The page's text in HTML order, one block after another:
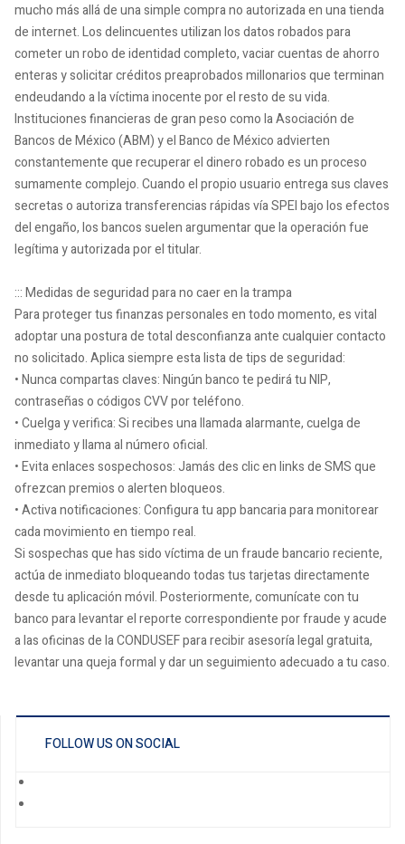
mucho más allá de una simple compra no autorizada en una tienda
de internet. Los delincuentes utilizan los datos robados para
cometer un robo de identidad completo, vaciar cuentas de ahorro
enteras y solicitar créditos preaprobados millonarios que terminan
endeudando a la víctima inocente por el resto de su vida.
Instituciones financieras de gran peso como la Asociación de
Bancos de México (ABM) y el Banco de México advierten
constantemente que recuperar el dinero robado es un proceso
sumamente complejo. Cuando el propio usuario entrega sus claves
secretas o autoriza transferencias rápidas vía SPEI bajo los efectos
del engaño, los bancos suelen argumentar que la operación fue
legítima y autorizada por el titular.
::: Medidas de seguridad para no caer en la trampa
Para proteger tus finanzas personales en todo momento, es vital
adoptar una postura de total desconfianza ante cualquier contacto
no solicitado. Aplica siempre esta lista de tips de seguridad:
• Nunca compartas claves: Ningún banco te pedirá tu NIP,
contraseñas o códigos CVV por teléfono.
• Cuelga y verifica: Si recibes una llamada alarmante, cuelga de
inmediato y llama al número oficial.
• Evita enlaces sospechosos: Jamás des clic en links de SMS que
ofrezcan premios o alerten bloqueos.
• Activa notificaciones: Configura tu app bancaria para monitorear
cada movimiento en tiempo real.
Si sospechas que has sido víctima de un fraude bancario reciente,
actúa de inmediato bloqueando todas tus tarjetas directamente
desde tu aplicación móvil. Posteriormente, comunícate con tu
banco para levantar el reporte correspondiente por fraude y acude
a las oficinas de la CONDUSEF para recibir asesoría legal gratuita,
levantar una queja formal y dar un seguimiento adecuado a tu caso.
FOLLOW US ON SOCIAL